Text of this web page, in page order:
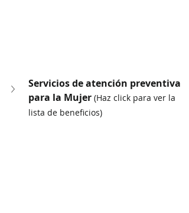
Servicios de atención preventiva
para la Mujer (Haz click para ver la
lista de beneficios)